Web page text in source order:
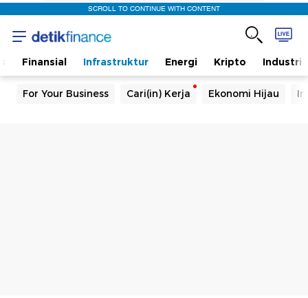
SCROLL TO CONTINUE WITH CONTENT
Finansial Infrastruktur Energi Kripto Industri
For Your Business Cari(in) Kerja Ekonomi Hijau